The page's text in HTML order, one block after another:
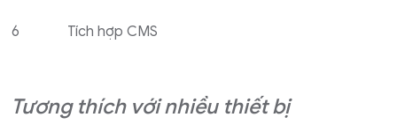
6 Tích hợp CMS
Tương thích với nhiều thiết bị